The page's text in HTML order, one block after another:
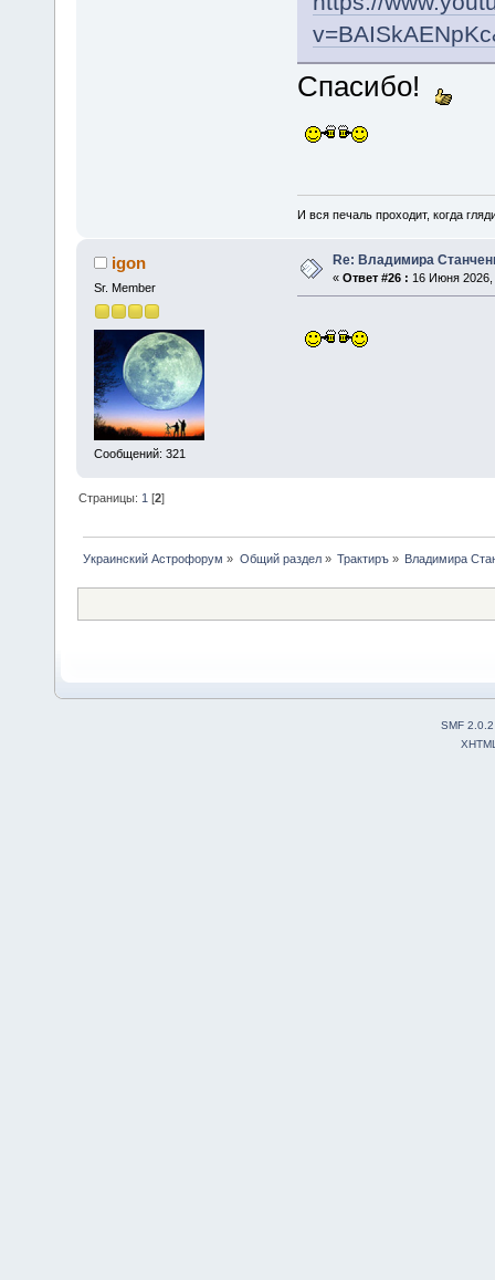
Спасибо!
И вся печаль проходит, когда
igon
Sr. Member
Сообщений: 321
Re: Владимира
« Ответ #26 : 16 Июня 2026,
Страницы: 1 [2]
Украинский Астрофорум » Общий раздел» Трактиръ» Владимира
SMF 2.0.2